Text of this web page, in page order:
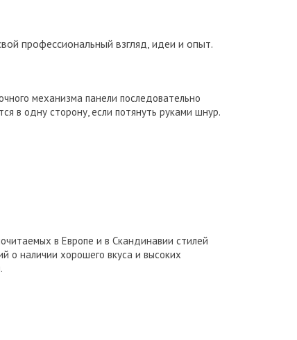
профессиональный взгляд, идеи и опыт.
механизма панели последовательно
в одну сторону, если потянуть руками шнур.
в Европе и в Скандинавии стилей
о наличии хорошего вкуса и высоких